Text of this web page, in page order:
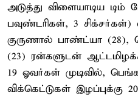
அடுத்து விளையாடிய டிம்
பவுண்டரிகள், 3 சிக்சர்கள்)
குருணால் பாண்ட்யா (28),
(23) ரன்களுடன்
19 ஓவர்கள் முடிவில்,
விக்கெட்டுகள் இழப்புக்கு